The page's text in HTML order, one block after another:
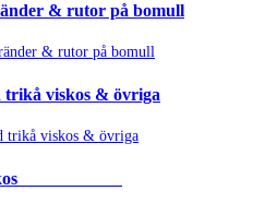
& rutor på bomull
trikå viskos & övriga